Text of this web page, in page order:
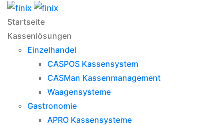
Startseite
Kassenlösungen
Einzelhandel
CASPOS Kassensystem
CASMan Kassenmanagement
Waagensysteme
Gastronomie
APRO Kassensysteme